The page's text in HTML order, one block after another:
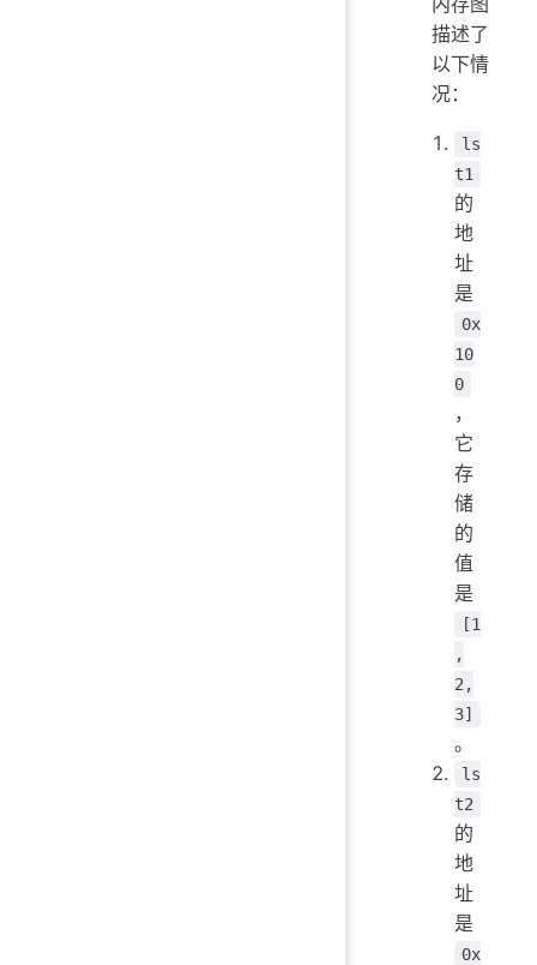
描述了
以下情
况：
ls
t1
的
地
址
是
0x
10
0
，
它
存
储
的
值
是
[1
,
2,
3]
。
ls
t2
的
地
址
是
0x